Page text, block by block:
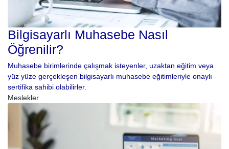
Bilgisayarlı Muhasebe Nasıl
Öğrenilir?
Muhasebe birimlerinde çalışmak isteyenler, uzaktan eğitim veya
yüz yüze gerçekleşen bilgisayarlı muhasebe eğitimleriyle onaylı
sertifika sahibi olabilirler.
Meslekler